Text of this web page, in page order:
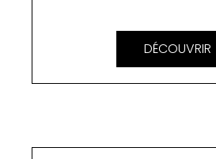
DÉCOUVRIR